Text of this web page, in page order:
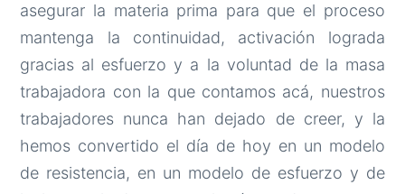
asegurar la materia prima para que el proceso
mantenga la continuidad, activación lograda
gracias al esfuerzo y a la voluntad de la masa
trabajadora con la que contamos acá, nuestros
trabajadores nunca han dejado de creer, y la
hemos convertido el día de hoy en un modelo
de resistencia, en un modelo de esfuerzo y de